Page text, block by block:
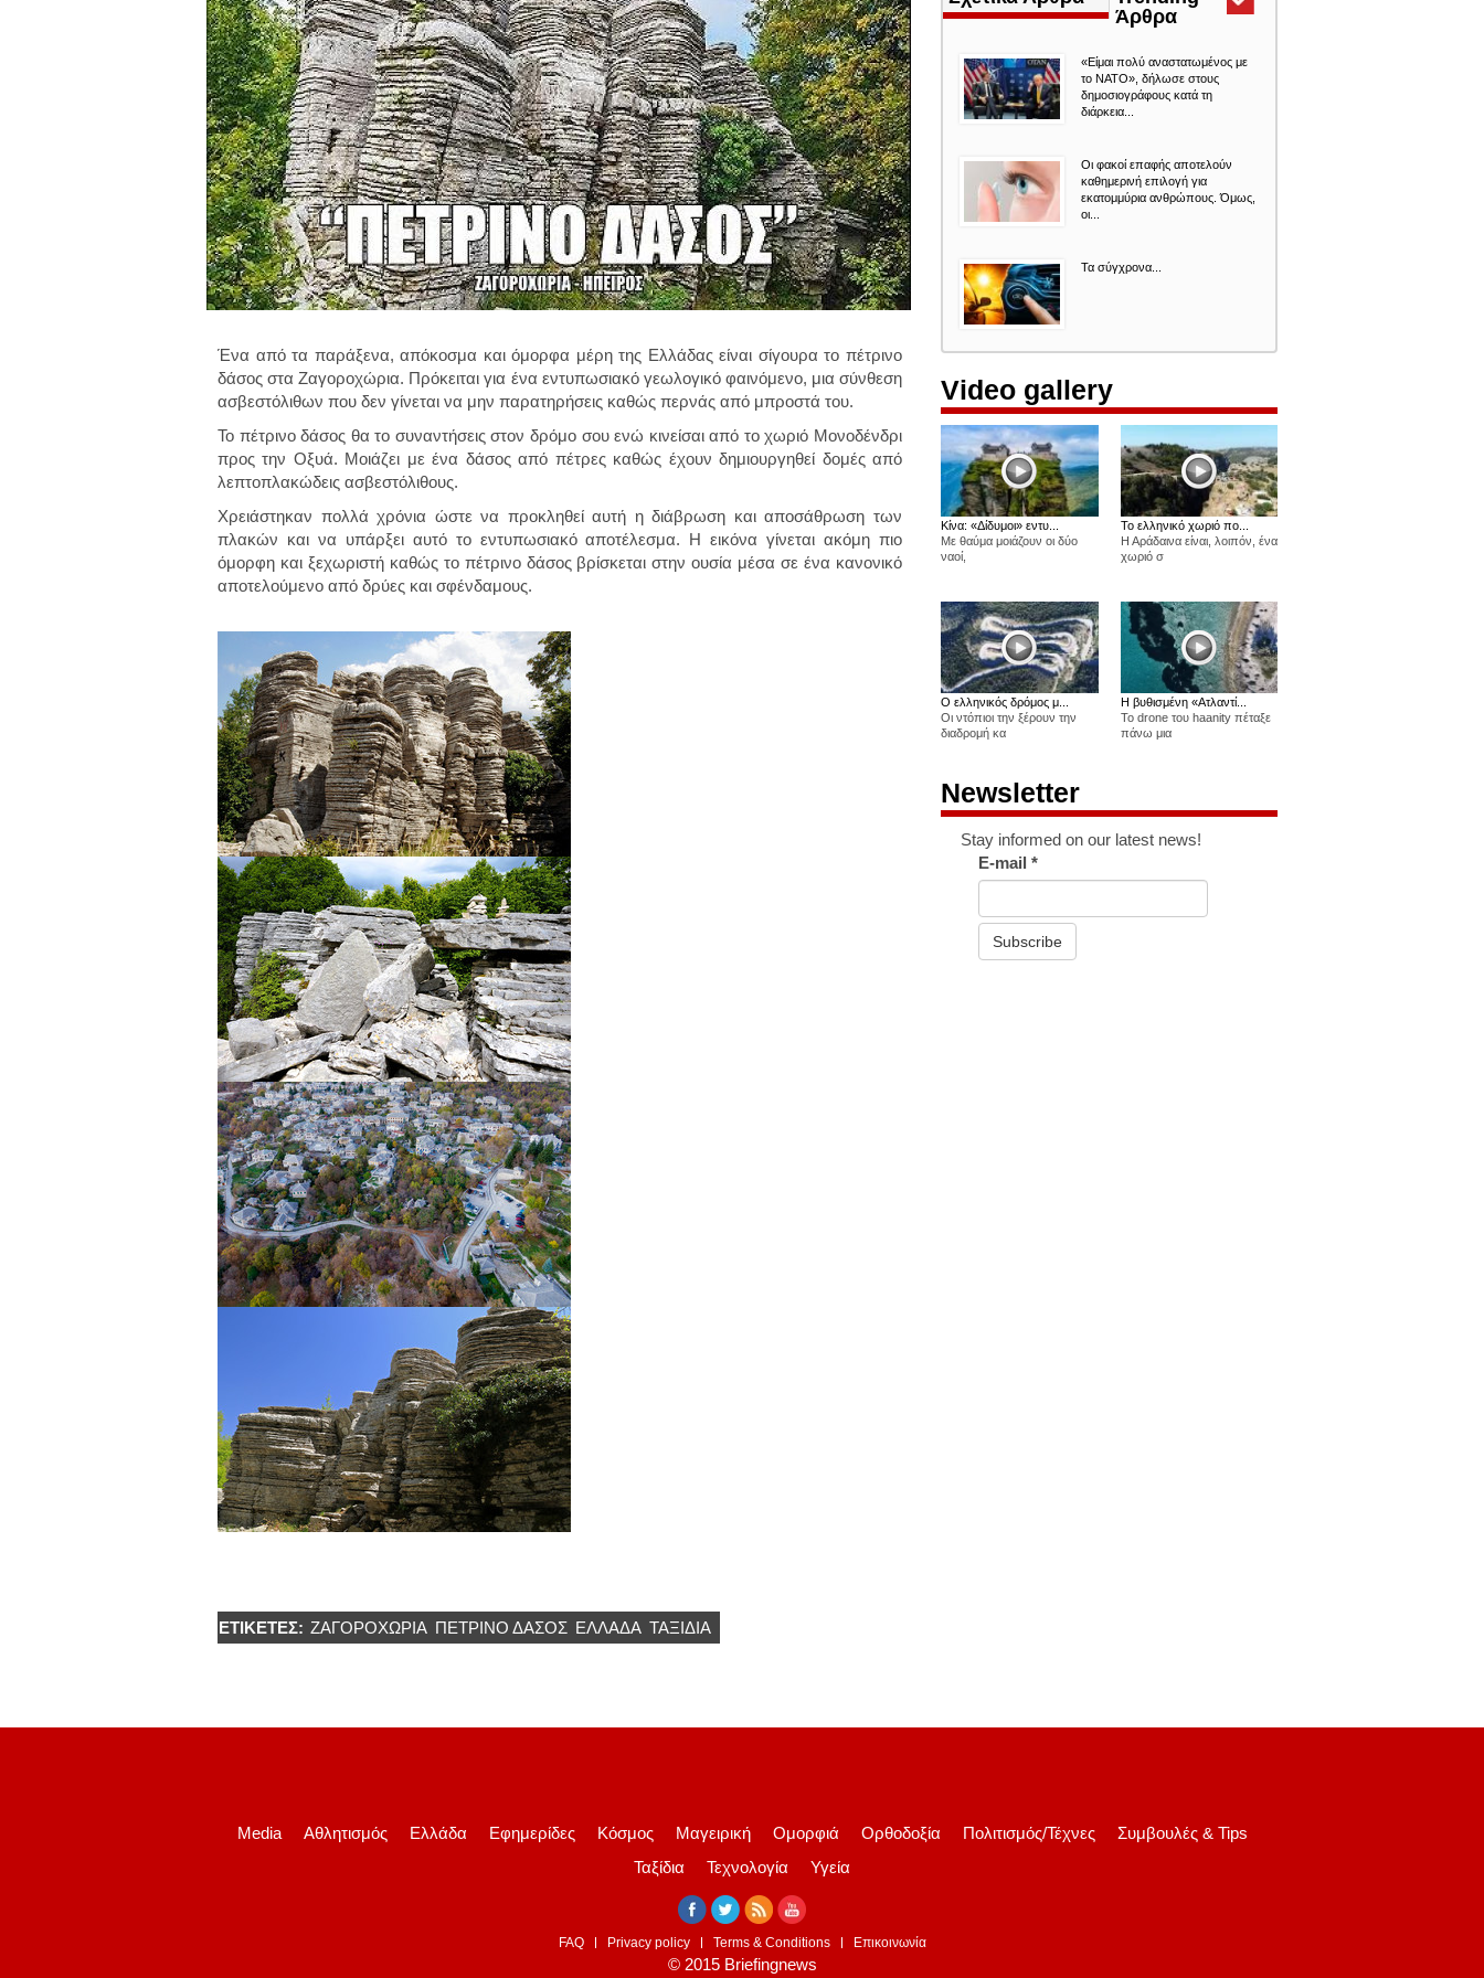
Ένα από τα παράξενα, απόκοσμα και όμορφα μέρη της Ελλάδας είναι σίγουρα το πέτρινο
δάσος στα Ζαγοροχώρια. Πρόκειται για ένα εντυπωσιακό γεωλογικό φαινόμενο, μια σύνθεση
ασβεστόλιθων που δεν γίνεται να μην παρατηρήσεις καθώς περνάς από μπροστά του.
Το πέτρινο δάσος θα το συναντήσεις στον δρόμο σου ενώ κινείσαι από το χωριό Μονοδένδρι
προς την Οξυά. Μοιάζει με ένα δάσος από πέτρες καθώς έχουν δημιουργηθεί δομές από
λεπτοπλακώδεις ασβεστόλιθους.
Χρειάστηκαν πολλά χρόνια ώστε να προκληθεί αυτή η διάβρωση και αποσάθρωση των
πλακών και να υπάρξει αυτό το εντυπωσιακό αποτέλεσμα. Η εικόνα γίνεται ακόμη πιο
όμορφη και ξεχωριστή καθώς το πέτρινο δάσος βρίσκεται στην ουσία μέσα σε ένα κανονικό
αποτελούμενο από δρύες και σφένδαμους.
ΕΤΙΚΈΤΕΣ: ΖΑΓΟΡΟΧΩΡΙΑ ΠΈΤΡΙΝΟ ΔΆΣΟΣ ΕΛΛΆΔΑ ΤΑΞΙΔΙΑ
Άρθρα(ενεργή
«Είμαι πολύ αναστατωμένος με
το ΝΑΤΟ», δήλωσε στους
δημοσιογράφους κατά τη
διάρκεια...
Οι φακοί επαφής αποτελούν
καθημερινή επιλογή για
εκατομμύρια ανθρώπους. Όμως,
οι...
Τα σύγχρονα...
Video gallery
Κίνα: «Δίδυμοι» εντυ...
Με θαύμα μοιάζουν οι δύο
ναοί,
Το ελληνικό χωριό πο...
Η Αράδαινα είναι, λοιπόν, ένα
χωριό σ
Ο ελληνικός δρόμος μ...
Οι ντόπιοι την ξέρουν την
διαδρομή κα
Η βυθισμένη «Ατλαντί...
Το drone του haanity πέταξε
πάνω μια
Newsletter
Stay informed on our latest news!
E-mail*
Subscribe
Media Αθλητισμός Ελλάδα Εφημερίδες Κόσμος Μαγειρική Ομορφιά Ορθοδοξία Πολιτισμός/Τέχνες
Συμβουλές & Tips
Ταξίδια
Τεχνολογία Υγεία
FAQ Privacy policy Terms & Conditions Επικοινωνία
© 2015 Briefingnews